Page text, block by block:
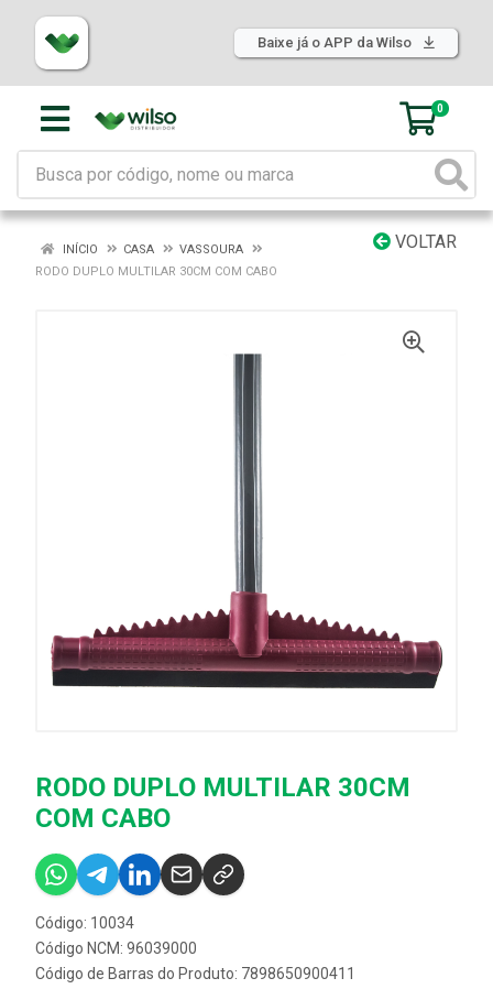
Baixe já o APP da Wilso
0
VOLTAR
INÍCIO CASA
VASSOURA
RODO DUPLO MULTILAR 30CM COM CABO
RODO DUPLO MULTILAR 30CM
COM CABO
Código: 10034
Código NCM: 96039000
Código de Barras do Produto: 7898650900411